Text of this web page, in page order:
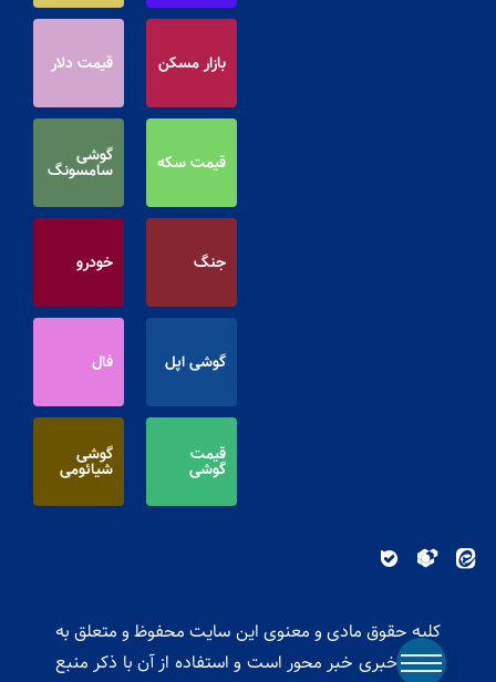
بازار مسکن قیمت دلار
قیمت سکه گوشی
سامسونگ
جنگ خودرو
گوشی اپل فال
قیمت
گوشی
گوشی
شیائومی
کلیه حقوق مادی و معنوی این سایت محفوظ و متعلق به
پایگاه خبری خبر محور است و استفاده از آن با ذکر منبع